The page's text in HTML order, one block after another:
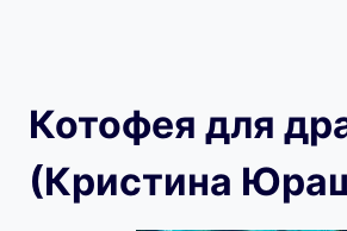
Котофея для
(Кристина